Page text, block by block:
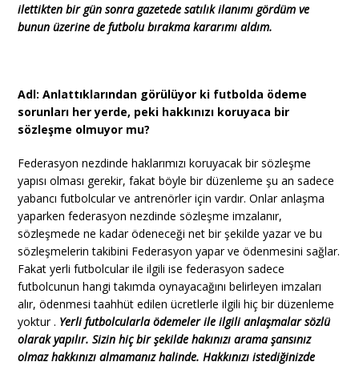
ilettikten bir gün sonra gazetede satılık ilanımı gördüm ve
bunun üzerine de futbolu bırakma kararımı aldım.
Adl: Anlattıklarından görülüyor ki futbolda ödeme
sorunları her yerde, peki hakkınızı koruyaca bir
sözleşme olmuyor mu?
Federasyon nezdinde haklarımızı koruyacak bir sözleşme
yapısı olması gerekir, fakat böyle bir düzenleme şu an sadece
yabancı futbolcular ve antrenörler için vardır. Onlar anlaşma
yaparken federasyon nezdinde sözleşme imzalanır,
sözleşmede ne kadar ödeneceği net bir şekilde yazar ve bu
sözleşmelerin takibini Federasyon yapar ve ödenmesini sağlar.
Fakat yerli futbolcular ile ilgili ise federasyon sadece
futbolcunun hangi takımda oynayacağını belirleyen imzaları
alır, ödenmesi taahhüt edilen ücretlerle ilgili hiç bir düzenleme
yoktur . Yerli futbolcularla ödemeler ile ilgili anlaşmalar sözlü
olarak yapılır. Sizin hiç bir şekilde hakınızı arama şansınız
olmaz hakkınızı almamanız halinde. Hakkınızı istediğinizde